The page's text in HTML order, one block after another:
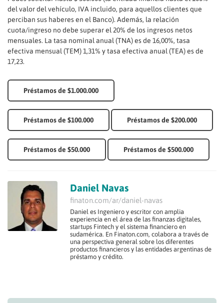
del valor del vehículo, IVA incluido, para aquellos clientes que
perciban sus haberes en el Banco). Además, la relación
cuota/ingreso no debe superar el 20% de los ingresos netos
mensuales. La tasa nominal anual (TNA) es de 16,00%, tasa
efectiva mensual (TEM) 1,31% y tasa efectiva anual (TEA) es de
17,23.
Préstamos de $1.000.000
Préstamos de $100.000 Préstamos de $200.000
Préstamos de $50.000 Préstamos de $500.000
Daniel Navas
finaton.com/ar/daniel-navas
Daniel es Ingeniero y escritor con amplia
experiencia en el área de las finanzas digitales,
startups Fintech y el sistema financiero en
sudamérica. En Finaton.com, colabora a través de
una perspectiva general sobre los diferentes
productos financieros y las entidades argentinas de
préstamo y crédito.